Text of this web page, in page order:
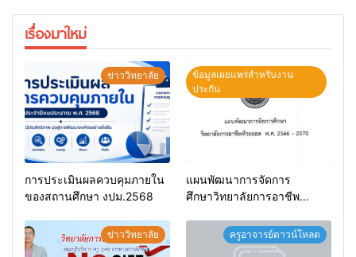
เรื่องมาใหม่
ข่าววิทยาลัย
การประเมินผลควบคุมภายใน
ของสถานศึกษา งปม.2568
ข้อมูลเผยแพร่สำหรับงาน
ประกัน
แผนพัฒนาการจัดการ
ศึกษาวิทยาลัยการอาชีพ
ข่าววิทยาลัย ครูอาจารย์ดาวน์โหลด